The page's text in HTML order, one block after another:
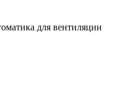
для вентиляции